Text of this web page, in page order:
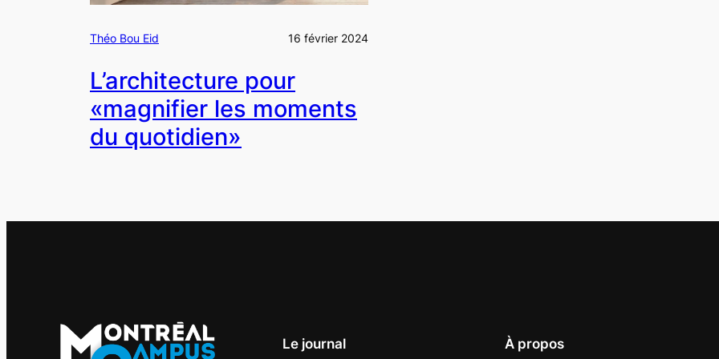
Théo Bou Eid 16 février 2024
L’architecture pour
«magnifier les moments
du quotidien»
Le journal À propos